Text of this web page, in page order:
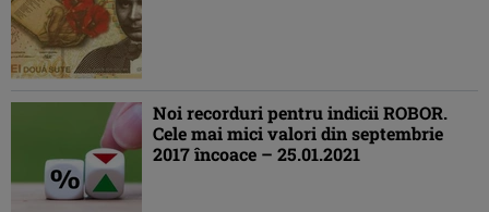
Noi recorduri pentru indicii ROBOR.
Cele mai mici valori din septembrie
2017 încoace – 25.01.2021